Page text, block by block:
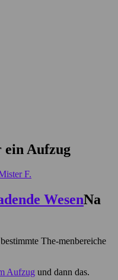
ein Aufzug
F.
Na
The-menbereiche
Aufzug und dann das.